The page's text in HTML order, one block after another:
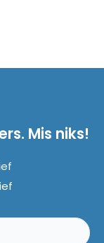
Mis niks!